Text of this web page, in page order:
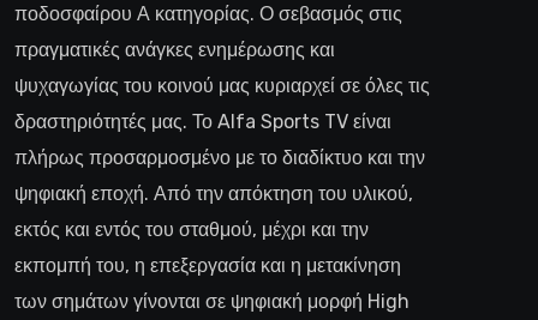
ποδοσφαίρου Α κατηγορίας. Ο σεβασμός στις
πραγματικές ανάγκες ενημέρωσης και
ψυχαγωγίας του κοινού μας κυριαρχεί σε όλες τις
δραστηριότητές μας. Το Alfa Sports TV είναι
πλήρως προσαρμοσμένο με το διαδίκτυο και την
ψηφιακή εποχή. Από την απόκτηση του υλικού,
εκτός και εντός του σταθμού, μέχρι και την
εκπομπή του, η επεξεργασία και η μετακίνηση
των σημάτων γίνονται σε ψηφιακή μορφή High